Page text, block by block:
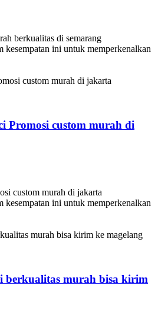
berkualitas di semarang
kesempatan ini untuk memperkenalkan
Promosi custom murah di
custom murah di jakarta
kesempatan ini untuk memperkenalkan
berkualitas murah bisa kirim